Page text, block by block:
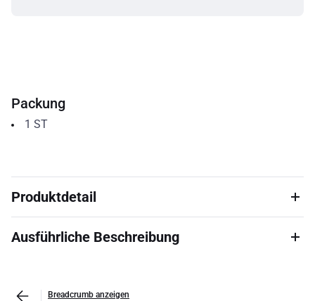
Packung
1 ST
Produktdetail
Ausführliche Beschreibung
Breadcrumb anzeigen